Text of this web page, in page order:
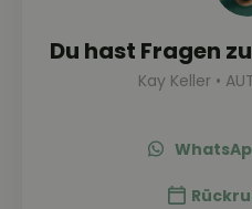
Du hast Fragen
Kay Keller •